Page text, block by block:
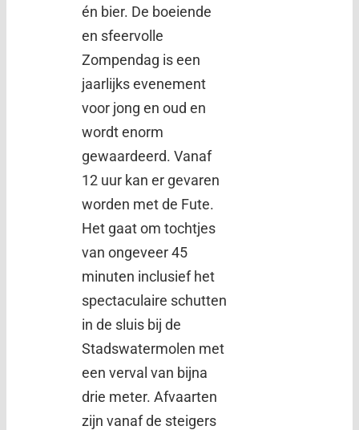
én bier. De boeiende
en sfeervolle
Zompendag is een
jaarlijks evenement
voor jong en oud en
wordt enorm
gewaardeerd. Vanaf
12 uur kan er gevaren
worden met de Fute.
Het gaat om tochtjes
van ongeveer 45
minuten inclusief het
spectaculaire schutten
in de sluis bij de
Stadswatermolen met
een verval van bijna
drie meter. Afvaarten
zijn vanaf de steigers